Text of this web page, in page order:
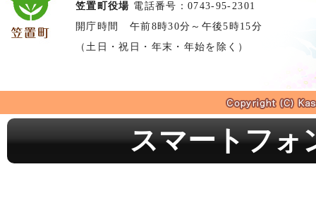
笠置町役場 電話番号：0743-95-2301
開庁時間 午前8時30分～午後5時15分
（土日・祝日・年末・年始を除く）
スマートフォ